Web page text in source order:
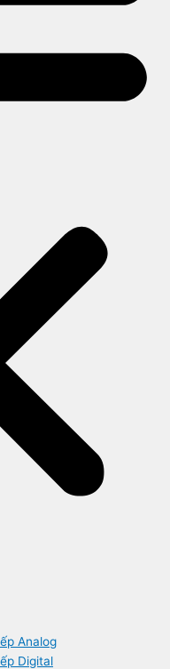
Analog
Digital